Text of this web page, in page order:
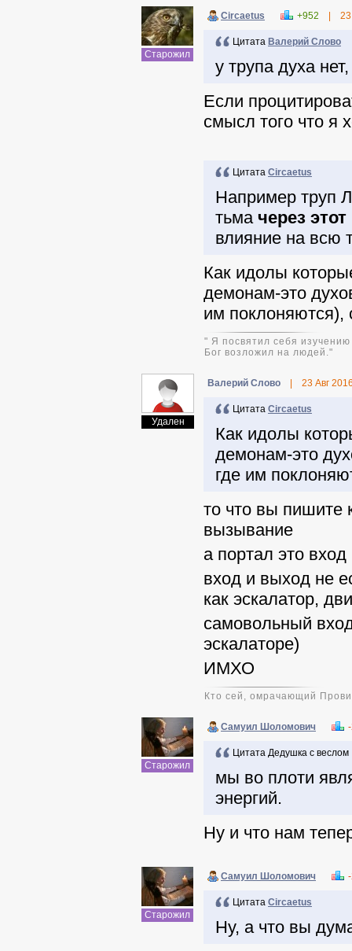
Старожил
Circaetus +952
Цитата Валерий Слово
у трупа духа
Если
смысл того что я
Цитата Circaetus
Например труп
тьма через
влияние на всю
Как идолы
демонам-это
им
" Я посвятил себя
Бог возложил на людей."
Удален
Валерий Слово 23 Авг
Цитата Circaetus
Как идолы
демонам-это
где им
то что вы пишите
вызывание
а портал это
вход и выход не
как эскалатор,
самовольный
эскалаторе)
ИМХО
Кто сей, омрачающий
Старожил
Самуил Шоломович
Цитата Дедушка с веслом
мы во плоти
энергий.
Ну и что нам
Старожил
Самуил Шоломович
Цитата Circaetus
Ну, а что вы